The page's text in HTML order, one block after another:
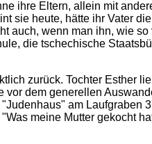
ihre Eltern, allein mit
sie heute, hätte ihr Vater
auch, wenn man ihn, wie
die tschechische
zurück. Tochter Esther
dem generellen
am Laufgraben
meine Mutter gekocht